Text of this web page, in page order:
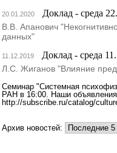
20.01.2020 Доклад - среда
В.В. Апанович
данных"
11.12.2019 Доклад - среда
Л.С. Жиганов "Влияние
Семинар "Системная
РАН в 16:00. Наши
http://subscribe.ru/catalog/
Архив новостей: